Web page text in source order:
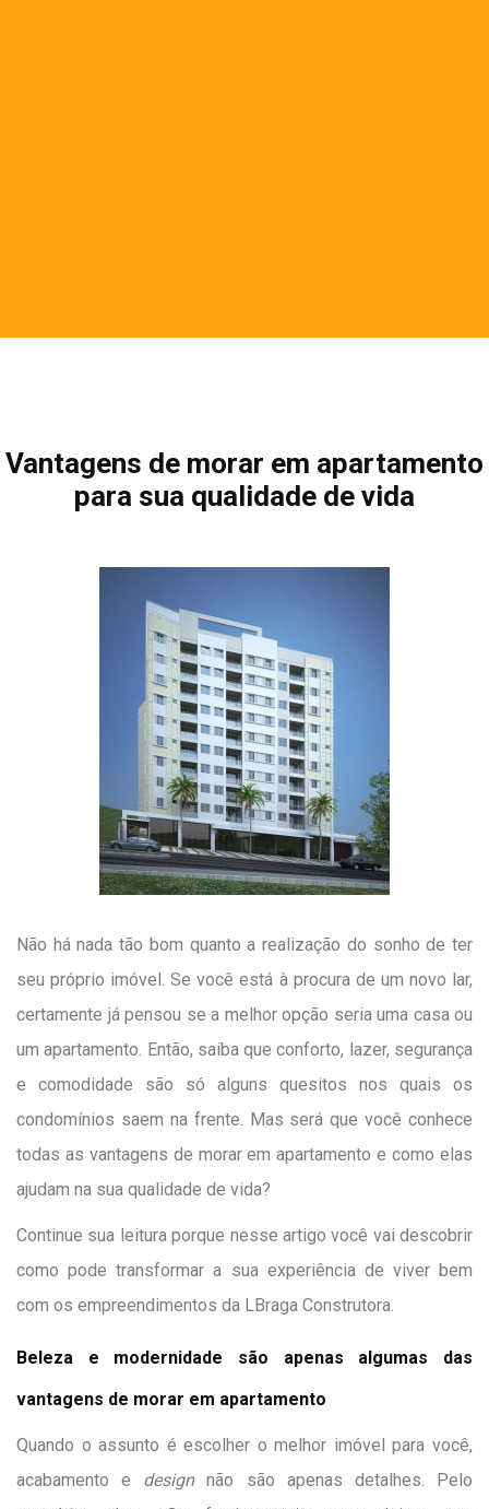
Vantagens de morar em apartamento
para sua qualidade de vida
Não há nada tão bom quanto a realização do sonho de ter
seu próprio imóvel. Se você está à procura de um novo lar,
certamente já pensou se a melhor opção seria uma casa ou
um apartamento. Então, saiba que conforto, lazer, segurança
e comodidade são só alguns quesitos nos quais os
condomínios saem na frente. Mas será que você conhece
todas as vantagens de morar em apartamento e como elas
ajudam na sua qualidade de vida?
Continue sua leitura porque nesse artigo você vai descobrir
como pode transformar a sua experiência de viver bem
com os empreendimentos da LBraga Construtora.
Beleza e modernidade são apenas algumas das
vantagens de morar em apartamento
Quando o assunto é escolher o melhor imóvel para você,
acabamento e designnão são apenas detalhes. Pelo